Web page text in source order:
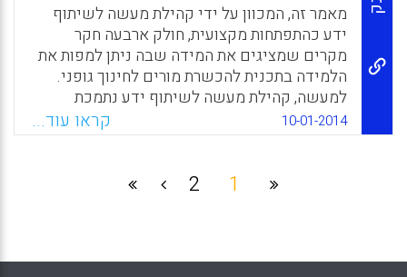
WhatsApp
Facebook
Email
X
מאמר זה, המכוון על ידי קהילת מעשה לשיתוף
ידע כהתפתחות מקצועית, חולק ארבעה חקר
מקרים שמציגים את המידה שבה ניתן למפות את
הלמידה בתכנית להכשרת מורים לחינוך גופני.
למעשה, קהילת מעשה לשיתוף ידע נתמכת
במהלך הזמן, מערבת מטרות משותפות של
החברים בה, מערבת שיח תכוף, פעיל וחברתי
הקהילה (MacPhail, Ann, Patton, Kevin,
WhatsApp
Facebook
Email
X
10-01-2014 קראו עוד...
1
2